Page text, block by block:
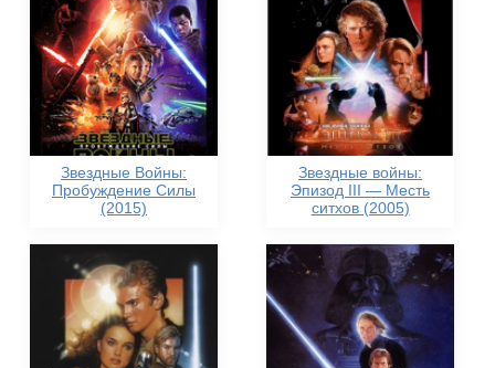
Звездные Войны:
Пробуждение Силы
(2015)
Звездные войны:
Эпизод III — Месть
ситхов (2005)